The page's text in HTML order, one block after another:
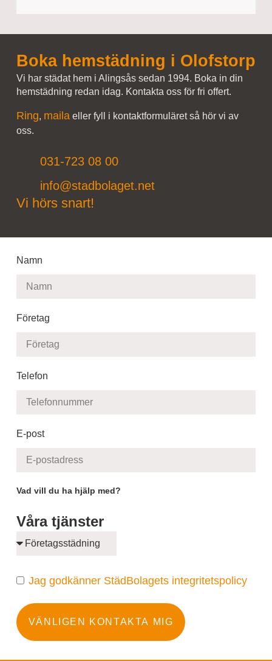
Boka hemstädning i Olofstorp
Vi har städat hem i Alingsås sedan 1994. Boka in din
hemstädning redan idag. Kontakta oss för fri offert.
Ring, mailaeller fyll i kontaktformuläret så hör vi av
oss.
031-723 08 00
info@stadbolaget.net
Vi hörs snart!
Namn
Företag
Telefon
E-post
Vad vill du ha hjälp med?
Våra tjänster
Jag godkänner StädBolagets integritetspolicy
VÄNLIGEN KONTAKTA MIG